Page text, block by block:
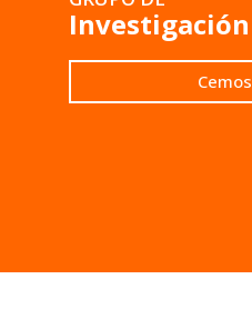
Investigación
Cemos